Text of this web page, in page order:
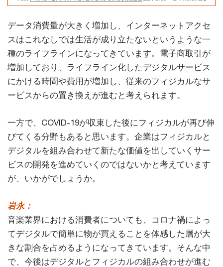
データ消費量が大きく増加し、インターネットアクセ
スはこれなしでは生活が成り立たないというような一
種のライフラインになってきています。電子商取引が
増加しており、ライフライン化したデジタルサービス
にかける時間や費用が増加し、従来のフィジカルなサ
ービスからの置き換えが進むと考えられます。
一方で、COVID-19が収束した後にフィジカルが再び伸
びてくる分野もあると思います。企業はフィジカルと
デジタルを組み合わせて新たな価値を出していくサー
ビスの開発を進めていくのではないかと考えています
が、いかがでしょうか。
岩永：
音楽業界における消費者についても、コロナ禍によっ
てデジタルで簡単に物が買えることを体感した層が大
きな割合を占めるようになってきています。そんな中
で、今後はデジタルとフィジカルの組み合わせが進む